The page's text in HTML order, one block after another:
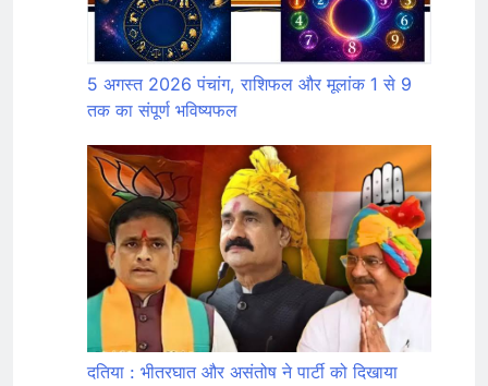
5 अगस्त 2026 पंचांग, राशिफल और मूलांक 1 से 9
तक का संपूर्ण भविष्यफल
दतिया : भीतरघात और असंतोष ने पार्टी को दिखाया